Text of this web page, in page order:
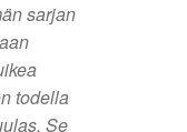
sarjan
todella
Se